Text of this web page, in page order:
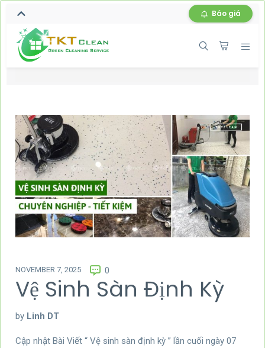
Báo giá
NOVEMBER 7, 2025 0
Vệ Sinh Sàn Định Kỳ
by Linh DT
Cập nhật Bài Viết “ Vệ sinh sàn định kỳ ” lần cuối ngày 07